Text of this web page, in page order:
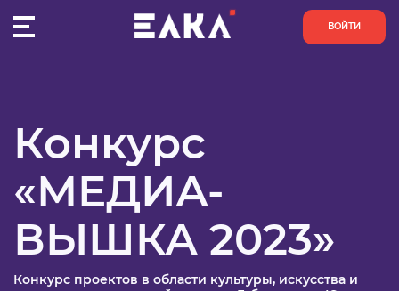
ВОЙТИ
КОНКУРСЫ
ОРГАНИЗАЦИИ
АКТИВИСТЫ
ПРОЕКТЫ
Конкурс
«МЕДИА-
ВЫШКА 2023»
Конкурс проектов в области культуры, искусства и
Номинация Реклама
Название проекта ESKURI PRODUCTION
Рассказать друзьям: